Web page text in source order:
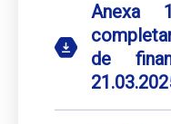
Anexa
de